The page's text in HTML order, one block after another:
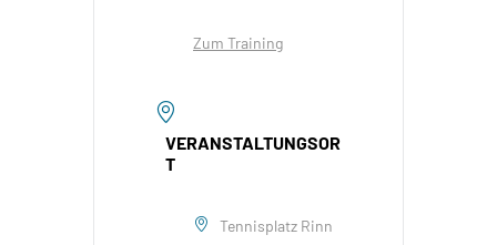
Zum Training
VERANSTALTUNGSOR
T
Tennisplatz Rinn